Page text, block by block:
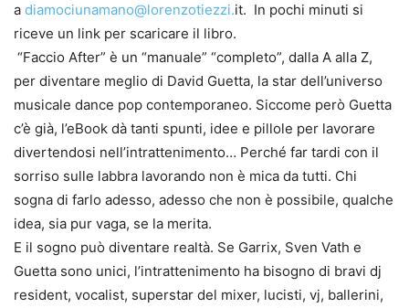
a diamociunamano@lorenzotiezzi.it. In pochi minuti si
riceve un link per scaricare il libro.
“Faccio After” è un “manuale” “completo”, dalla A alla Z,
per diventare meglio di David Guetta, la star dell’universo
musicale dance pop contemporaneo. Siccome però Guetta
c’è già, l’eBook dà tanti spunti, idee e pillole per lavorare
divertendosi nell’intrattenimento… Perché far tardi con il
sorriso sulle labbra lavorando non è mica da tutti. Chi
sogna di farlo adesso, adesso che non è possibile, qualche
idea, sia pur vaga, se la merita.
E il sogno può diventare realtà. Se Garrix, Sven Vath e
Guetta sono unici, l’intrattenimento ha bisogno di bravi dj
resident, vocalist, superstar del mixer, lucisti, vj, ballerini,